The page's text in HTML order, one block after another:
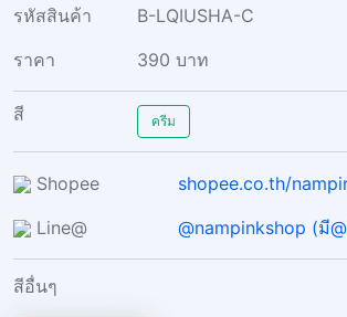
รหัสสินค้า
B-LQIUSHA-C
ราคา
390 บาท
สี ครีม
Shopee
shopee.co.th/
Line@
@nampinkshop (มี
สีอื่นๆ